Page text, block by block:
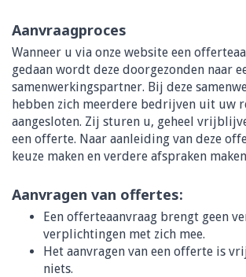
Aanvraagproces
Wanneer u via onze website een
gedaan wordt deze doorgezonden naar
samenwerkingspartner. Bij deze
hebben zich meerdere bedrijven uit uw
aangesloten. Zij sturen u, geheel
een offerte. Naar aanleiding van deze
keuze maken en verdere afspraken
Aanvragen van offertes:
Een offerteaanvraag brengt geen
verplichtingen met zich mee.
Het aanvragen van een offerte is
niets.